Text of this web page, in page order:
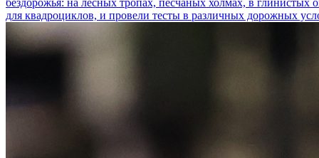
для квадроциклов, и провели тесты в различных дорожных